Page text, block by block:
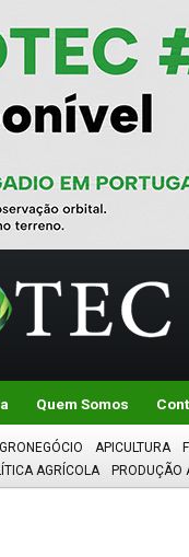
Quem Somos
APICULTURA
AGRÍCOLA PRODUÇÃO